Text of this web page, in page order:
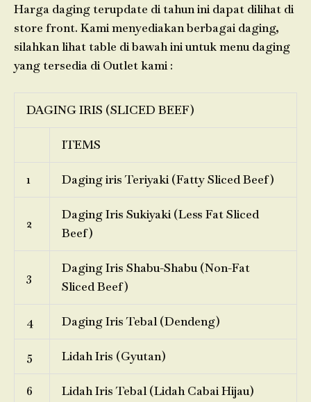
Harga daging terupdate di tahun ini dapat dilihat di
store front. Kami menyediakan berbagai daging,
silahkan lihat table di bawah ini untuk menu daging
yang tersedia di Outlet kami :
DAGING IRIS (SLICED BEEF)
ITEMS
1 Daging iris Teriyaki (Fatty Sliced Beef)
2
Daging Iris Sukiyaki (Less Fat Sliced
Beef)
3
Daging Iris Shabu-Shabu (Non-Fat
Sliced Beef)
4 Daging Iris Tebal (Dendeng)
5 Lidah Iris (Gyutan)
6 Lidah Iris Tebal (Lidah Cabai Hijau)